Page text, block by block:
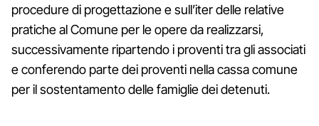
procedure di progettazione e sull’iter delle relative
pratiche al Comune per le opere da realizzarsi,
successivamente ripartendo i proventi tra gli associati
e conferendo parte dei proventi nella cassa comune
per il sostentamento delle famiglie dei detenuti.